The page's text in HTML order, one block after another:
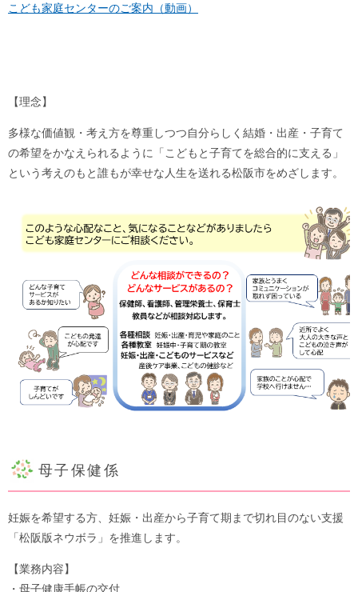
こども家庭センターのご案内（動画）
【理念】
​多様な価値観・考え方を尊重しつつ自分らしく結婚・出産・子育て
の希望をかなえられるように「こどもと子育てを総合的に支える」
という考えのもと誰もが幸せな人生を送れる松阪市をめざします。
母子保健係
妊娠を希望する方、妊娠・出産から子育て期まで切れ目のない支援
「松阪版ネウボラ」を推進します。
【業務内容】
・母子健康手帳の交付